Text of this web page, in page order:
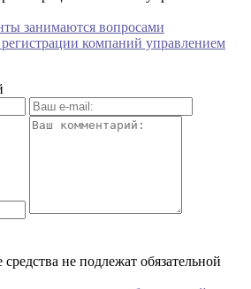
занимаются вопросами
компаний управлением